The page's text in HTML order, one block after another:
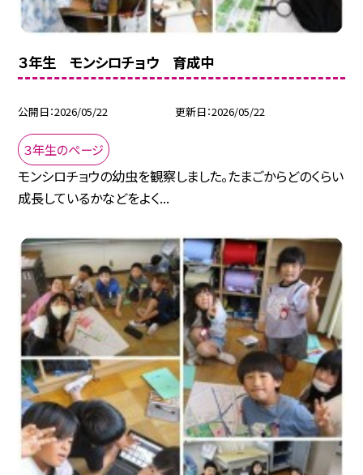
３年生 モンシロチョウ 育成中
公開日 2026/05/22 更新日 2026/05/22
３年生のページ
モンシロチョウの幼虫を観察しました。たまごからどのくらい
成長しているかなどをよく...